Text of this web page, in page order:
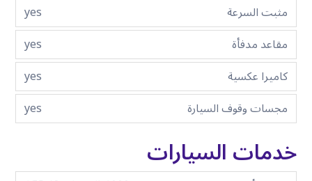
مثبت السرعة
yes
مقاعد مدفأة
yes
كاميرا عكسية
yes
مجسات وقوف السيارة
yes
خدمات السيارات